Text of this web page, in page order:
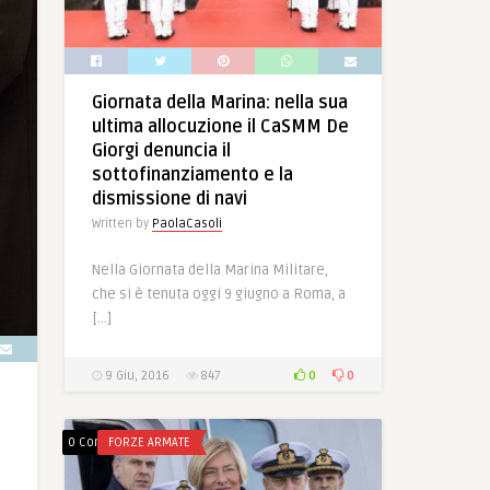
Giornata della Marina: nella sua
ultima allocuzione il CaSMM De
Giorgi denuncia il
sottofinanziamento e la
dismissione di navi
Written by PaolaCasoli
Nella Giornata della Marina Militare,
che si è tenuta oggi 9 giugno a Roma, a
[…]
9 Giu, 2016 847 0 0
0 CommentsFORZE ARMATE